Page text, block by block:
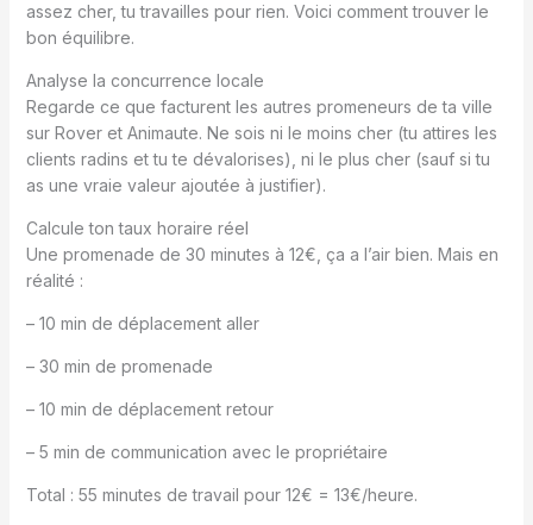
assez cher, tu travailles pour rien. Voici comment trouver le
bon équilibre.
Analyse la concurrence locale
Regarde ce que facturent les autres promeneurs de ta ville
sur Rover et Animaute. Ne sois ni le moins cher (tu attires les
clients radins et tu te dévalorises), ni le plus cher (sauf si tu
as une vraie valeur ajoutée à justifier).
Calcule ton taux horaire réel
Une promenade de 30 minutes à 12€, ça a l’air bien. Mais en
réalité :
– 10 min de déplacement aller
– 30 min de promenade
– 10 min de déplacement retour
– 5 min de communication avec le propriétaire
Total : 55 minutes de travail pour 12€ = 13€/heure.